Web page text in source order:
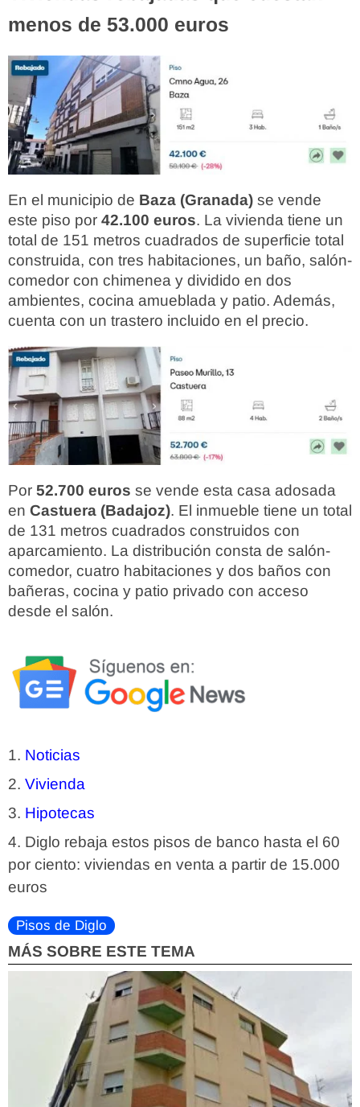
menos de 53.000 euros
En el municipio de Baza (Granada) se vende
este piso por 42.100 euros. La vivienda tiene un
total de 151 metros cuadrados de superficie total
construida, con tres habitaciones, un baño, salón-
comedor con chimenea y dividido en dos
ambientes, cocina amueblada y patio. Además,
cuenta con un trastero incluido en el precio.
Por 52.700 euros se vende esta casa adosada
en Castuera (Badajoz). El inmueble tiene un total
de 131 metros cuadrados construidos con
aparcamiento. La distribución consta de salón-
comedor, cuatro habitaciones y dos baños con
bañeras, cocina y patio privado con acceso
desde el salón.
Noticias
Vivienda
Hipotecas
Diglo rebaja estos pisos de banco hasta el 60
por ciento: viviendas en venta a partir de 15.000
euros
Pisos de Diglo
MÁS SOBRE ESTE TEMA